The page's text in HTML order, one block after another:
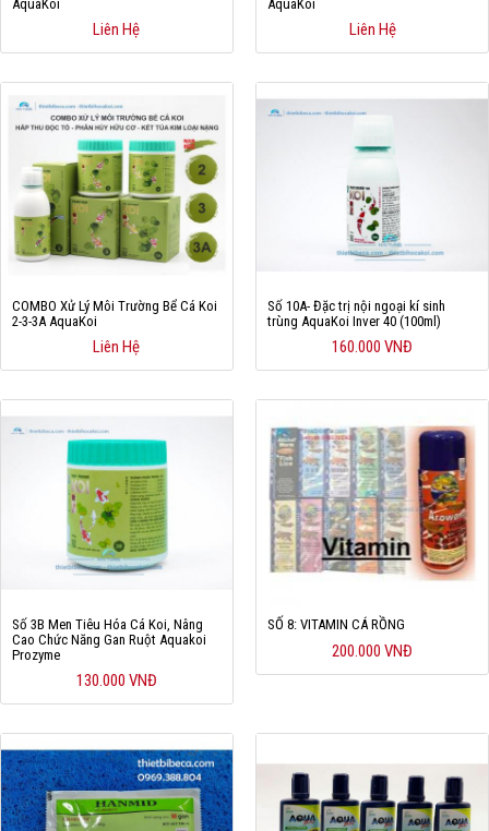
AquaKoi
Liên Hệ
AquaKoi
Liên Hệ
COMBO Xử Lý Môi Trường Bể Cá Koi
2-3-3A AquaKoi
Liên Hệ
Số 10A- Đặc trị nội ngoại kí sinh
trùng AquaKoi Inver 40 (100ml)
160.000 VNĐ
Số 3B Men Tiêu Hóa Cá Koi, Nâng
Cao Chức Năng Gan Ruột Aquakoi
Prozyme
130.000 VNĐ
SỐ 8: VITAMIN CÁ RỒNG
200.000 VNĐ